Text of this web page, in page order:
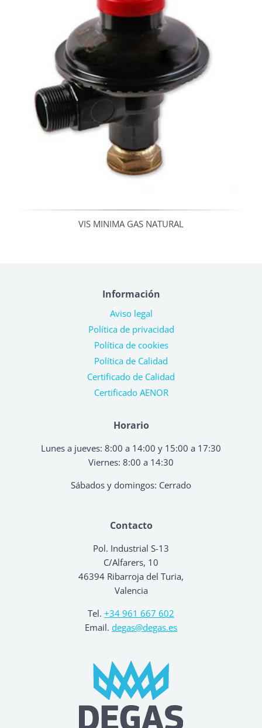
VIS MINIMA GAS NATURAL
Contacto
Pol. Industrial S-13
C/Alfarers, 10
46394 Ribarroja del Turia,
Valencia
Tel. +34 961 667 602
Email. degas@degas.es
Horario
Lunes a jueves: 8:00 a 14:00 y 15:00 a 17:30
Viernes: 8:00 a 14:30
Sábados y domingos: Cerrado
Información
Aviso legal
Política de privacidad
Política de cookies
Política de Calidad
Certificado de Calidad
Certificado AENOR